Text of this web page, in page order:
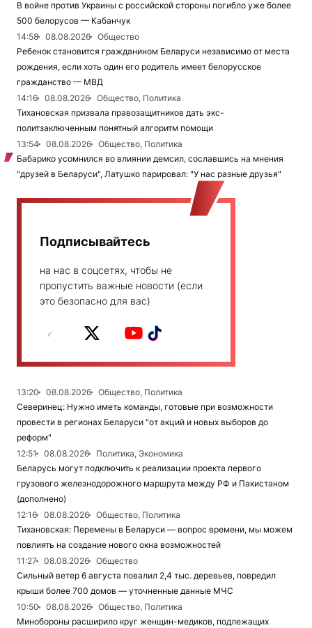
В войне против Украины с российской стороны погибло уже более
500 белорусов — Кабанчук
14:58
08.08.2026
Общество
Ребенок становится гражданином Беларуси независимо от места
рождения, если хоть один его родитель имеет белорусское
гражданство — МВД
14:16
08.08.2026
Общество, Политика
Тихановская призвала правозащитников дать экс-
политзаключенным понятный алгоритм помощи
13:54
08.08.2026
Общество, Политика
Бабарико усомнился во влиянии демсил, сославшись на мнения
"друзей в Беларуси", Латушко парировал: "У нас разные друзья"
Подписывайтесь
на нас в соцсетях, чтобы не
пропустить важные новости (если
это безопасно для вас)
13:20 08.08.2026
Общество, Политика
Северинец: Нужно иметь команды, готовые при возможности
провести в регионах Беларуси "от акций и новых выборов до
реформ"
12:51
08.08.2026
Политика, Экономика
Беларусь могут подключить к реализации проекта первого
грузового железнодорожного маршрута между РФ и Пакистаном
(дополнено)
12:16
08.08.2026
Общество, Политика
Тихановская: Перемены в Беларуси — вопрос времени, мы можем
повлиять на создание нового окна возможностей
11:27
08.08.2026
Общество
Сильный ветер 6 августа повалил 2,4 тыс. деревьев, повредил
крыши более 700 домов — уточненные данные МЧС
10:50
08.08.2026
Общество, Политика
Минобороны расширило круг женщин-медиков, подлежащих